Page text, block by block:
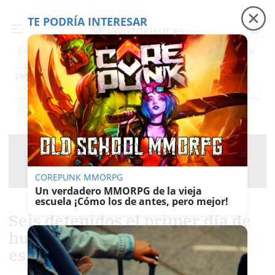
Es noticia Precio luz Padre Coraje Fábrica de botellas
PROVINCIA CÁDIZ
JerezProvincia CádizCádizSevillaMálagaHuelvaGranadaCórdoba
Ediciones Provincia Cádiz
Seis detenidos el primer día de
huelga del metal en Cádiz: uno
es menor de edad
TE PODRÍA INTERESAR
COREPUNK MMORPG
Un verdadero MMORPG de la vieja
escuela ¡Cómo los de antes, pero mejor!